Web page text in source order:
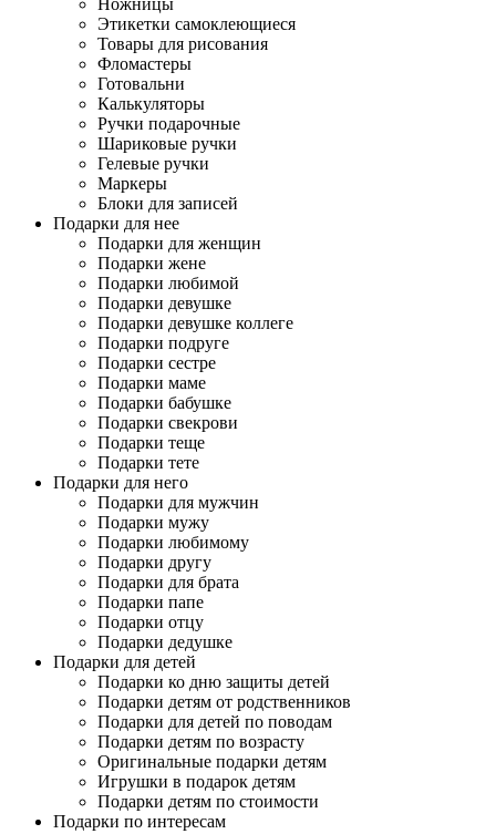
Ножницы
Этикетки самоклеющиеся
Товары для рисования
Фломастеры
Готовальни
Калькуляторы
Ручки подарочные
Шариковые ручки
Гелевые ручки
Маркеры
Блоки для записей
Подарки для нее
Подарки для женщин
Подарки жене
Подарки любимой
Подарки девушке
Подарки девушке коллеге
Подарки подруге
Подарки сестре
Подарки маме
Подарки бабушке
Подарки свекрови
Подарки теще
Подарки тете
Подарки для него
Подарки для мужчин
Подарки мужу
Подарки любимому
Подарки другу
Подарки для брата
Подарки папе
Подарки отцу
Подарки дедушке
Подарки для детей
Подарки ко дню защиты детей
Подарки детям от родственников
Подарки для детей по поводам
Подарки детям по возрасту
Оригинальные подарки детям
Игрушки в подарок детям
Подарки детям по стоимости
Подарки по интересам